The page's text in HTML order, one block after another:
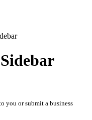
you or submit a business